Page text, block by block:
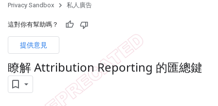
Privacy Sandbox 私人廣告
這對你有幫助嗎？
提供意見
瞭解 Attribution Reporting 的匯總鍵